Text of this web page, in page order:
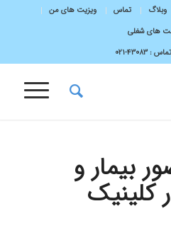
وبلاگ تماس
ویزیت های من
های شغلی
:43083-۰۲۱
بیمار و
کلینیک